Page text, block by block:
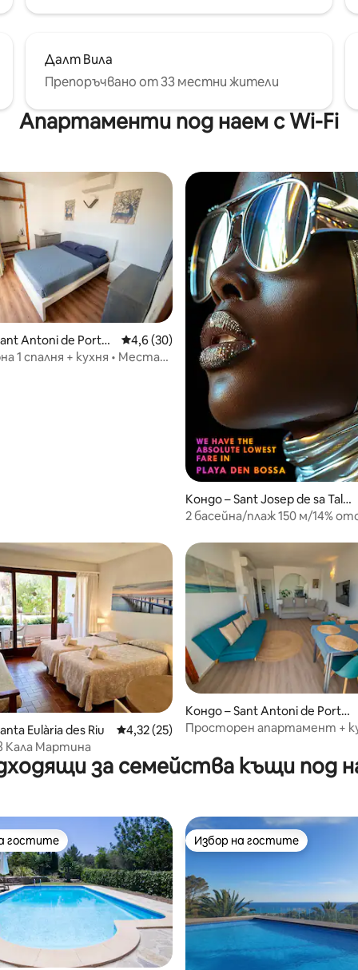
Далт Вила
Препоръчвано от 33 местни жители
Апартаменти под наем с Wi-Fi
5, 12 отзива
Antoni de Portm
Средна оценка: 4,6 от 5, 30 отзива
4,6 (30)
1 спалня + кухня • Места
Кондо – Sant Josep de sa Talai
a
2 басейна/плаж 150 м/14%
5, 70 отзива
Eulària des Riu Средна оценка: 4,32 от 5, 25 отзива
4,32 (25)
Кала Мартина
Кондо – Sant Antoni de Portm
any
Просторен апартамент +
местоположение!
за семейства къщи под
5, 76 отзива
гостите
гостите Избор на гостите
Избор на гостите